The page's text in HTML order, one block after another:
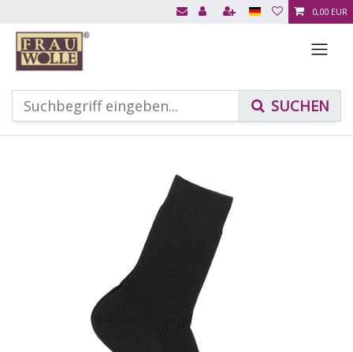
0,00 EUR